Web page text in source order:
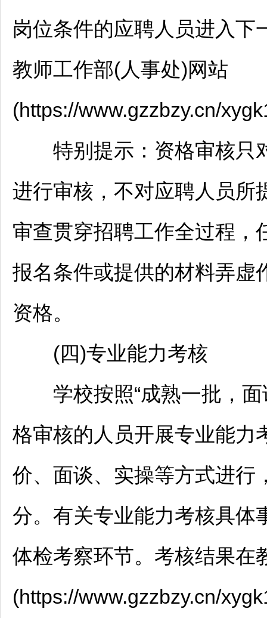
岗位条件的应聘人员进入下
教师工作部(人事处)网站
(https://www.gzzbzy.cn/
特别提示：资格审核只
进行审核，不对应聘人员所
审查贯穿招聘工作全过程，
报名条件或提供的材料弄虚
资格。
(四)专业能力考核
学校按照“成熟一批，面
格审核的人员开展专业能力
价、面谈、实操等方式进行
分。有关专业能力考核具体
体检考察环节。考核结果在
(https://www.gzzbzy.cn/